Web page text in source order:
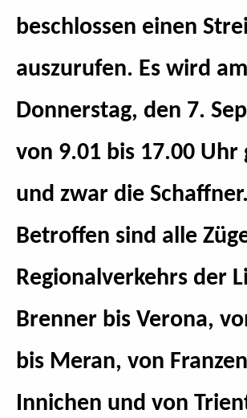
beschlossen einen
auszurufen. Es wird am
Donnerstag, den 7.
von 9.01 bis 17.00 Uhr
und zwar die Schaffner.
Betroffen sind alle
Regionalverkehrs der
Brenner bis Verona,
bis Meran, von
Innichen und von